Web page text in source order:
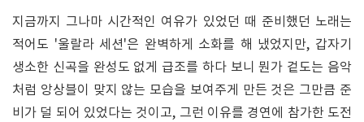
지금까지 그나마 시간적인 여유가 있었던 때 준비했던 노래는
적어도 '울랄라 세션'은 완벽하게 소화를 해 냈었지만, 갑자기
생소한 신곡을 완성도 없게 급조를 하다 보니 뭔가 겉도는 음악
처럼 앙상블이 맞지 않는 모습을 보여주게 만든 것은 그만큼 준
비가 덜 되어 있었다는 것이고, 그런 이유를 경연에 참가한 도전